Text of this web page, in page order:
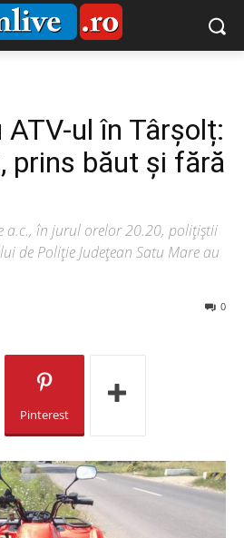
ul în Târșolț:
prins băut și fără
a.c., în jurul orelor 20.20, polițiştii
de Poliție Județean Satu Mare au
0
Pinterest